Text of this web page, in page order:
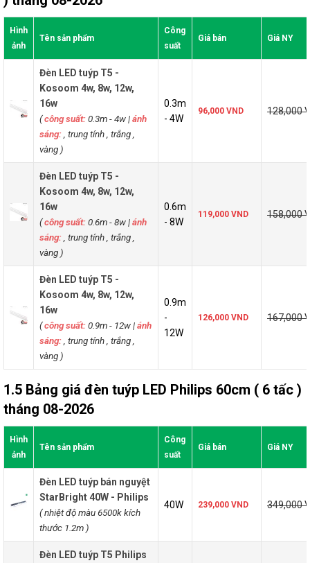
Hình
ảnh
Tên sản phẩm
Công
suất
Giá bán Giá NY
Đèn LED tuýp T5 -
Kosoom 4w, 8w, 12w,
16w
(công suất:0.3m - 4w|ánh
sáng: , trung tính , trắng ,
vàng )
0.3m
- 4W
96,000 VND 128,000
Đèn LED tuýp T5 -
Kosoom 4w, 8w, 12w,
16w
(công suất:0.6m - 8w|ánh
sáng: , trung tính , trắng ,
vàng )
0.6m
- 8W
119,000 VND 158,000
Đèn LED tuýp T5 -
Kosoom 4w, 8w, 12w,
16w
(công suất:0.9m - 12w|ánh
sáng: , trung tính , trắng ,
vàng )
0.9m
-
12W
126,000 VND 167,000
1.5 Bảng giá đèn tuýp LED Philips 60cm ( 6 tấc )
tháng 08-2026
Hình
ảnh
Tên sản phẩm
Công
suất
Giá bán Giá NY
Đèn LED tuýp bán nguyệt
StarBright 40W - Philips
( nhiệt độ màu 6500k kích
thước 1.2m )
40W 239,000 VND 349,000
Đèn LED tuýp T5 Philips